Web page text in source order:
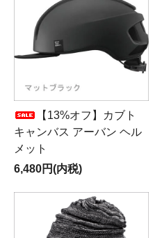
【13%オフ】カブト
キャンバス アーバン ヘル
メット
6,480円(内税)